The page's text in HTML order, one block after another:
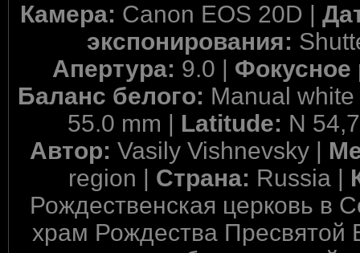
Камера: Canon EOS 20D |
экспонирования:
Апертура: 9.0 | Фокусное
Баланс белого: Manual
55.0 mm | Latitude: N
Автор: Vasily Vishnevsky |
region | Страна: Russia |
Рождественская церковь в
храм Рождества Пресвятой